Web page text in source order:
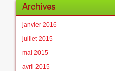
Archives
janvier 2016
juillet 2015
mai 2015
avril 2015